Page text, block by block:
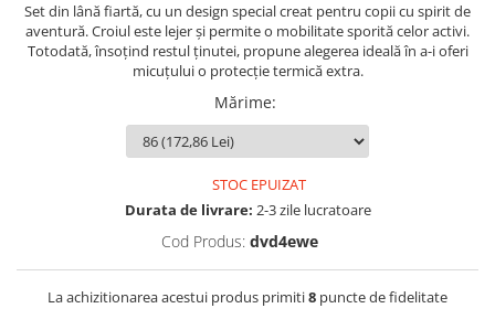
Set din lână fiartă, cu un design special creat pentru copii cu spirit de
aventură. Croiul este lejer și permite o mobilitate sporită celor activi.
Totodată, însoțind restul ținutei, propune alegerea ideală în a-i oferi
micuțului o protecție termică extra.
Mărime:
STOC EPUIZAT
Durata de livrare: 2-3 zile lucratoare
Cod Produs: dvd4ewe
La achizitionarea acestui produs primiti8 puncte de fidelitate